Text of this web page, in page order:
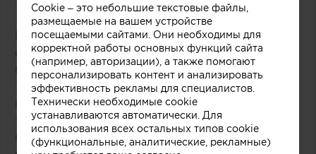
торговых центров Мельбурна (Австралия).
В основе концепции массивной стойки лежит
образ емкости с несколькими слоями
мороженого и разнообразных добавок.
Технически замысел был реализован при
помощи техники многослойной заливки
тонированного бетона. Логотип магазина
мороженого был закреплен на каркасе из
Cookie – это небольшие текстовые файлы,
размещаемые на вашем устройстве
посещаемыми сайтами. Они необходимы для
корректной работы основных функций сайта
(например, авторизации), а также помогают
персонализировать контент и анализировать
эффективность рекламы для специалистов.
Технически необходимые cookie
устанавливаются автоматически. Для
использования всех остальных типов cookie
(функциональные, аналитические, рекламные)